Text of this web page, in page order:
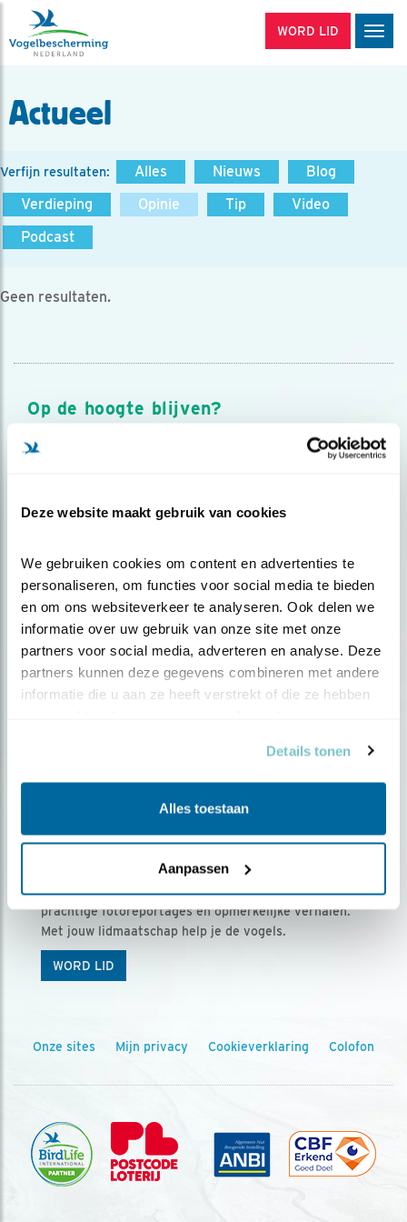
Deze website maakt gebruik van cookies
We gebruiken cookies om content en advertenties te
personaliseren, om functies voor social media te bieden
en om ons websiteverkeer te analyseren. Ook delen we
informatie over uw gebruik van onze site met onze
partners voor social media, adverteren en analyse. Deze
partners kunnen deze gegevens combineren met andere
informatie die u aan ze heeft verstrekt of die ze hebben
Details tonen
Alles toestaan
Aanpassen
WORD LID
Actueel
Verfijn resultaten: Alles Nieuws
Blog
Verdieping
Opinie Tip
Video
Podcast
Geen resultaten.
Op de hoogte blijven?
Meld je aan en ontvang nieuws, inspiratie, acties en tips
over vogels en activiteiten van Vogelbescherming.
Ontvang 5 x Vogels voor € 36,00 per jaar
Vogels is het tijdschrift voor onze leden, met
prachtige fotoreportages en opmerkelijke verhalen.
Met jouw lidmaatschap help je de vogels.
WORD LID
Onze sites Mijn privacy Cookieverklaring Colofon